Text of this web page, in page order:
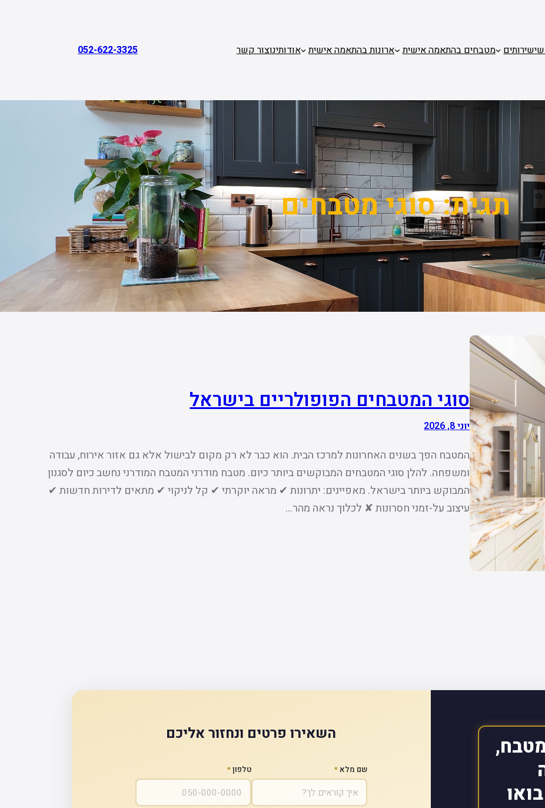
שירותים מטבחים בהתאמה אישית ארונות בהתאמה אישית אודותינוצור קשר 052-622-3325
תגית:סוגי מטבחים
סוגי המטבחים הפופולריים בישראל
יוני 8, 2026
המטבח הפך בשנים האחרונות למרכז הבית. הוא כבר לא רק מקום לבישול אלא גם אזור אירוח, עבודה
ומשפחה. להלן סוגי המטבחים המבוקשים ביותר כיום. מטבח מודרני המטבח המודרני נחשב כיום לסגנון
המבוקש ביותר בישראל. מאפיינים: יתרונות ✔ מראה יוקרתי ✔ קל לניקוי ✔ מתאים לדירות חדשות ✔
עיצוב על-זמני חסרונות ✘ לכלוך נראה מהר…
השאירו פרטים ונחזור אליכם
שם מלא * טלפון*